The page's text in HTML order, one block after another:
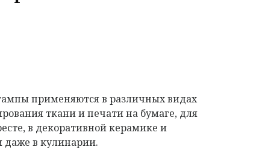
применяются в различных видах
ткани и печати на бумаге, для
в декоративной керамике и
в кулинарии.